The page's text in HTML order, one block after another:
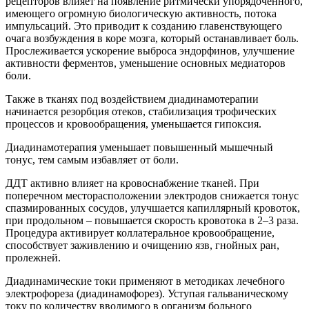
имеющего огромную биологическую активность, потока
импульсаций. Это приводит к созданию главенствующего
очага возбуждения в коре мозга, который останавливает боль.
Прослеживается ускорение выброса эндорфинов, улучшение
активности ферментов, уменьшение основных медиаторов
боли.
Также в тканях под воздействием диадинамотерапии
начинается резорбция отеков, стабилизация трофических
процессов и кровообращения, уменьшается гипоксия.
Диадинамотерапия уменьшает повышенный мышечный
тонус, тем самым избавляет от боли.
ДДТ активно влияет на кровоснабжение тканей. При
поперечном месторасположении электродов снижается тонус
спазмированных сосудов, улучшается капиллярный кровоток,
при продольном – повышается скорость кровотока в 2–3 раза.
Процедура активирует коллатеральное кровообращение,
способствует заживлению и очищению язв, гнойных ран,
пролежней.
Диадинамические токи применяют в методиках лечебного
электрофореза (диадинамофорез). Уступая гальваническому
току по количеству вводимого в организм больного